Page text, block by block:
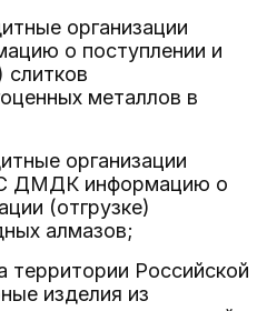
организации
о поступлении и
слитков
металлов в
организации
ДМДК информацию о
(отгрузке)
алмазов;
территории Российской
изделия из